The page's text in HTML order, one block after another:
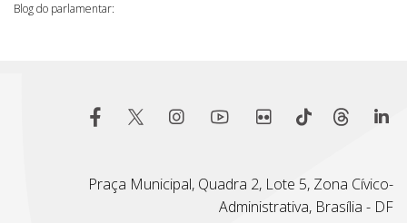
Blog do parlamentar:
Praça Municipal, Quadra 2, Lote 5, Zona Cívico-
Administrativa, Brasília - DF